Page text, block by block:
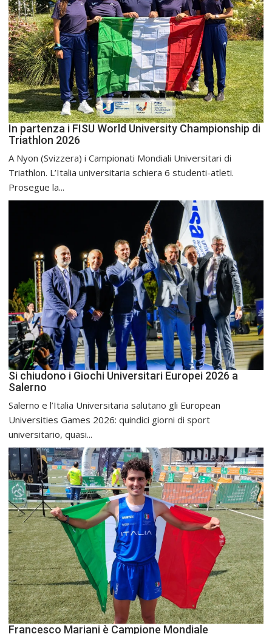
In partenza i FISU World University Championship di
Triathlon 2026
A Nyon (Svizzera) i Campionati Mondiali Universitari di
Triathlon. L’Italia universitaria schiera 6 studenti-atleti.
Prosegue la...
Si chiudono i Giochi Universitari Europei 2026 a
Salerno
Salerno e l’Italia Universitaria salutano gli European
Universities Games 2026: quindici giorni di sport
universitario, quasi...
Francesco Mariani è Campione Mondiale